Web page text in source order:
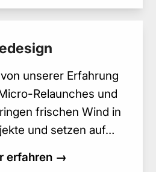
unserer Erfahrung
Relaunches und
frischen Wind in
und setzen auf…
erfahren →